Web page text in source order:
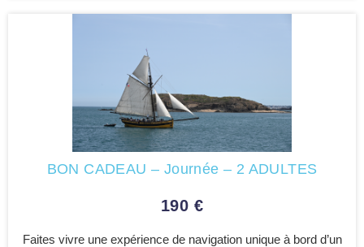
BON CADEAU – Journée – 2 ADULTES
190 €
Faites vivre une expérience de navigation unique à bord d’un